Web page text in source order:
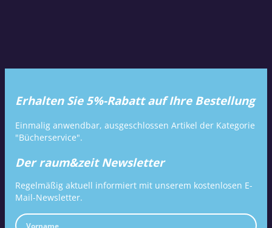
Erhalten Sie 5%-Rabatt auf Ihre Bestellung
Einmalig anwendbar, ausgeschlossen Artikel der Kategorie
"Bücherservice".
Der raum&zeit Newsletter
Regelmäßig aktuell informiert mit unserem kostenlosen E-
Mail-Newsletter.